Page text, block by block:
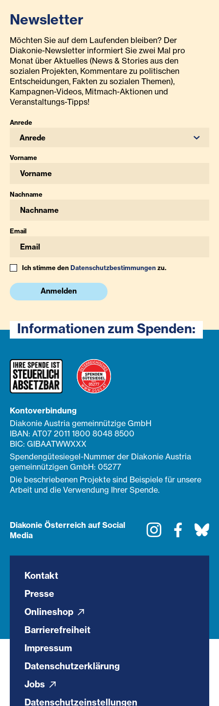
Newsletter
Möchten Sie auf dem Laufenden bleiben? Der
Diakonie-Newsletter informiert Sie zwei Mal pro
Monat über Aktuelles (News & Stories aus den
sozialen Projekten, Kommentare zu politischen
Entscheidungen, Fakten zu sozialen Themen),
Kampagnen-Videos, Mitmach-Aktionen und
Veranstaltungs-Tipps!
Anrede
Anrede
Vorname
Nachname
Email
Ich stimme denDatenschutzbestimmungenzu.
Anmelden
Informationen zum Spenden:
Kontoverbindung
Diakonie Austria gemeinnützige GmbH
IBAN: AT07 2011 1800 8048 8500
BIC: GIBAATWWXXX
Spendengütesiegel-Nummer der Diakonie Austria
gemeinnützigen GmbH: 05277
Die beschriebenen Projekte sind Beispiele für unsere
Arbeit und die Verwendung Ihrer Spende.
Diakonie Österreich auf Social
Media
Instagram
Kontakt
Presse
Onlineshop
Barrierefreiheit
Impressum
Datenschutzerklärung
Jobs
Datenschutzeinstellungen